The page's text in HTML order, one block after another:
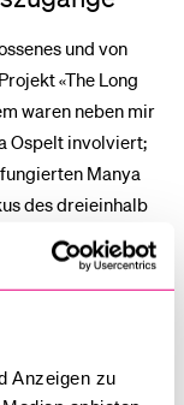
Anzeigen zu
und von
«The Long
waren neben mir
Ospelt involviert;
Manya
des dreieinhalb
der
Versicherungen
einer
Dies mit